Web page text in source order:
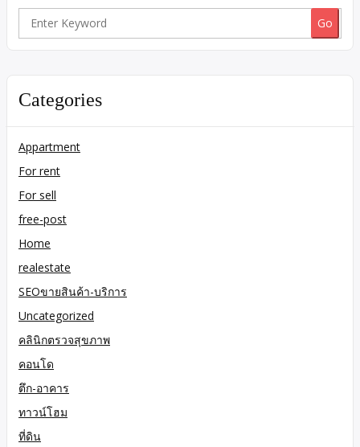
Search
Categories
Appartment
For rent
For sell
free-post
Home
realestate
SEOขายสินค้า-บริการ
Uncategorized
คลินิกตรวจสุขภาพ
คอนโด
ตึก-อาคาร
ทาวน์โฮม
ที่ดิน